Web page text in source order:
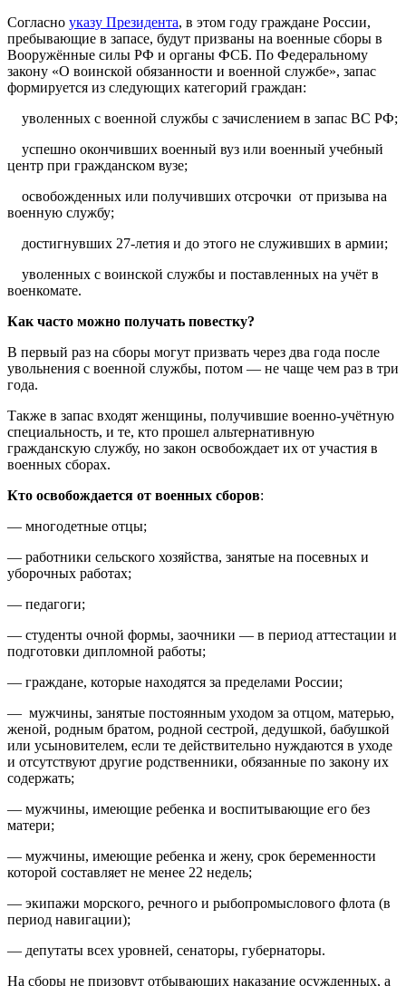
Согласно указу Президента, в этом году граждане России,
пребывающие в запасе, будут призваны на военные сборы в
Вооружённые силы РФ и органы ФСБ. По Федеральному
закону «О воинской обязанности и военной службе», запас
формируется из следующих категорий граждан:
уволенных с военной службы с зачислением в запас ВС РФ;
успешно окончивших военный вуз или военный учебный
центр при гражданском вузе;
освобожденных или получивших отсрочки от призыва на
военную службу;
достигнувших 27-летия и до этого не служивших в армии;
уволенных с воинской службы и поставленных на учёт в
военкомате.
Как часто можно получать повестку?
В первый раз на сборы могут призвать через два года после
увольнения с военной службы, потом — не чаще чем раз в три
года.
Также в запас входят женщины, получившие военно-учётную
специальность, и те, кто прошел альтернативную
гражданскую службу, но закон освобождает их от участия в
военных сборах.
Кто освобождается от военных сборов:
— многодетные отцы;
— работники сельского хозяйства, занятые на посевных и
уборочных работах;
— педагоги;
— студенты очной формы, заочники — в период аттестации и
подготовки дипломной работы;
— граждане, которые находятся за пределами России;
— мужчины, занятые постоянным уходом за отцом, матерью,
женой, родным братом, родной сестрой, дедушкой, бабушкой
или усыновителем, если те действительно нуждаются в уходе
и отсутствуют другие родственники, обязанные по закону их
содержать;
— мужчины, имеющие ребенка и воспитывающие его без
матери;
— мужчины, имеющие ребенка и жену, срок беременности
которой составляет не менее 22 недель;
— экипажи морского, речного и рыбопромыслового флота (в
период навигации);
— депутаты всех уровней, сенаторы, губернаторы.
На сборы не призовут отбывающих наказание осужденных, а